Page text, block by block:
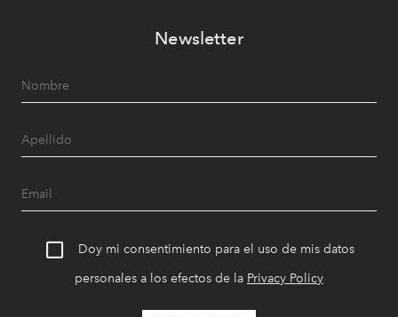
Newsletter
Doy mi consentimiento para el uso de mis datos
personales a los efectos de la Privacy Policy